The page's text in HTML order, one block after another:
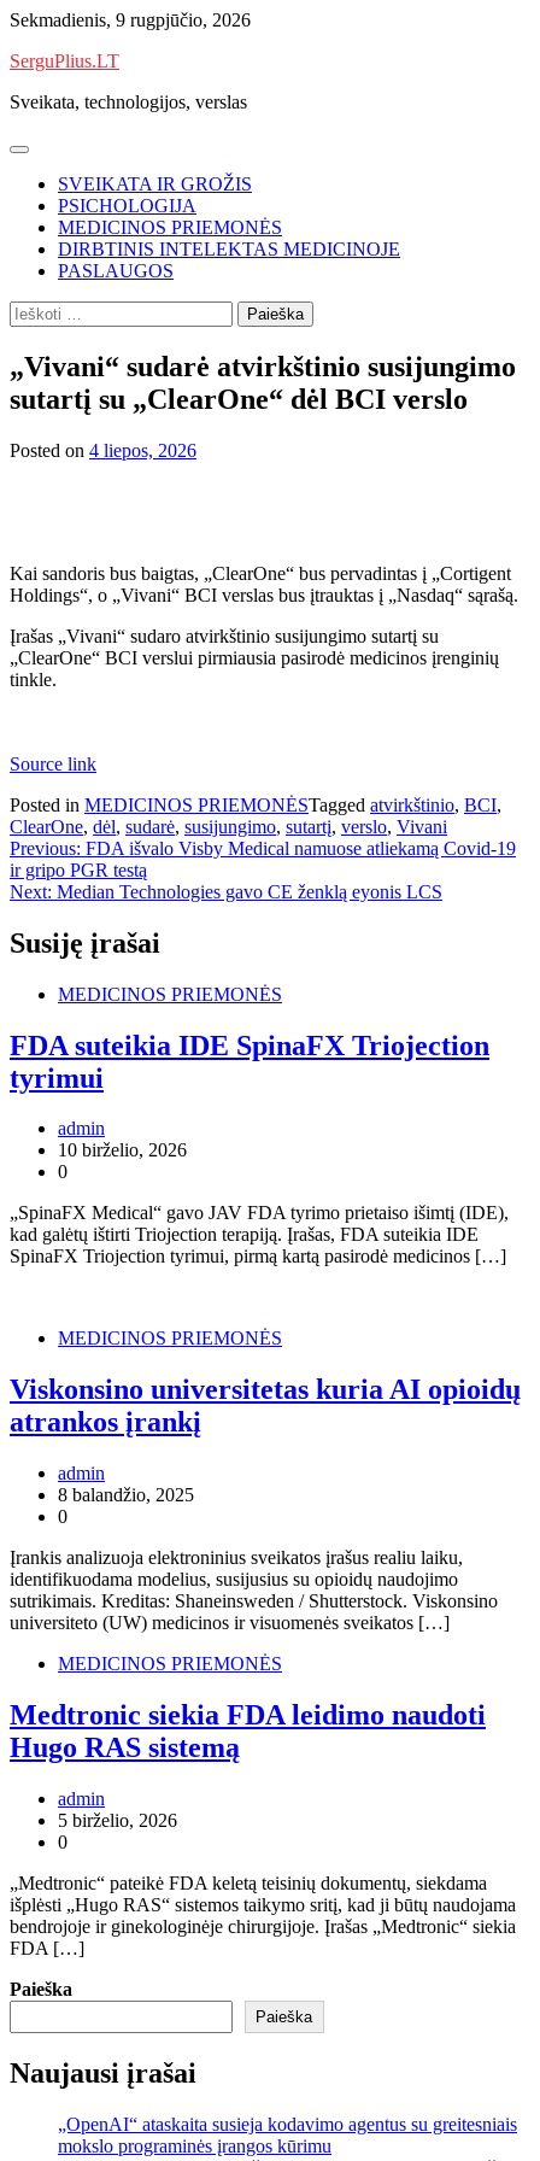
Skip
content
Sekmadienis, 9 rugpjūčio, 2026
SerguPlius.LT
Sveikata, technologijos, verslas
SVEIKATA IR GROŽIS
PSICHOLOGIJA
MEDICINOS PRIEMONĖS
DIRBTINIS INTELEKTAS MEDICINOJE
PASLAUGOS
Ieškoti:
„Vivani“ sudarė atvirkštinio susijungimo
sutartį su „ClearOne“ dėl BCI verslo
Posted on 4 liepos, 2026
Kai sandoris bus baigtas, „ClearOne“ bus pervadintas į „Cortigent
Holdings“, o „Vivani“ BCI verslas bus įtrauktas į „Nasdaq“ sąrašą.
Įrašas „Vivani“ sudaro atvirkštinio susijungimo sutartį su
„ClearOne“ BCI verslui pirmiausia pasirodė medicinos įrenginių
tinkle.
Source link
Posted in MEDICINOS PRIEMONĖSTagged atvirkštinio, BCI,
ClearOne, dėl, sudarė, susijungimo, sutartį, verslo, Vivani
Navigacija
tarp
Previous: FDA išvalo Visby Medical namuose atliekamą Covid-19
ir gripo PGR testą
Next: Median Technologies gavo CE ženklą eyonis LCS
Susiję įrašai
MEDICINOS PRIEMONĖS
FDA suteikia IDE SpinaFX Triojection
tyrimui
admin
10 birželio, 2026
0
„SpinaFX Medical“ gavo JAV FDA tyrimo prietaiso išimtį (IDE),
kad galėtų ištirti Triojection terapiją. Įrašas, FDA suteikia IDE
SpinaFX Triojection tyrimui, pirmą kartą pasirodė medicinos […]
MEDICINOS PRIEMONĖS
Viskonsino universitetas kuria AI opioidų
atrankos įrankį
admin
8 balandžio, 2025
0
Įrankis analizuoja elektroninius sveikatos įrašus realiu laiku,
identifikuodama modelius, susijusius su opioidų naudojimo
sutrikimais. Kreditas: Shaneinsweden / Shutterstock. Viskonsino
universiteto (UW) medicinos ir visuomenės sveikatos […]
MEDICINOS PRIEMONĖS
Medtronic siekia FDA leidimo naudoti
Hugo RAS sistemą
admin
5 birželio, 2026
0
„Medtronic“ pateikė FDA keletą teisinių dokumentų, siekdama
išplėsti „Hugo RAS“ sistemos taikymo sritį, kad ji būtų naudojama
bendrojoje ir ginekologinėje chirurgijoje. Įrašas „Medtronic“ siekia
FDA […]
Paieška
Paieška
Naujausi įrašai
„OpenAI“ ataskaita susieja kodavimo agentus su greitesniais
mokslo programinės įrangos kūrimu